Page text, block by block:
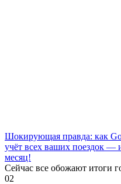
Шокирующая правда: как
учёт всех ваших поездок —
месяц!
Сейчас все обожают итоги
02